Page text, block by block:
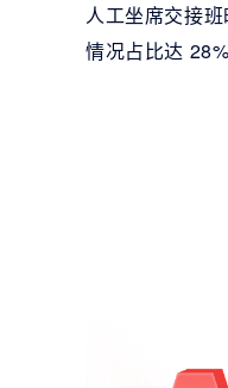
人工坐席交接
情况占比达